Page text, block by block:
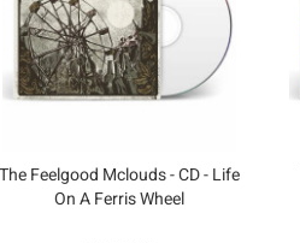
The Feelgood Mclouds - CD - Life
On A Ferris Wheel